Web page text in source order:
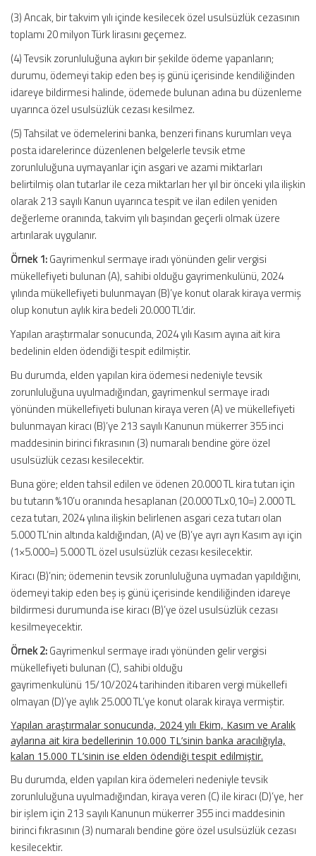
(3) Ancak, bir takvim yılı içinde kesilecek özel usulsüzlük cezasının
toplamı 20 milyon Türk lirasını geçemez.
(4) Tevsik zorunluluğuna aykırı bir şekilde ödeme yapanların;
durumu, ödemeyi takip eden beş iş günü içerisinde kendiliğinden
idareye bildirmesi halinde, ödemede bulunan adına bu düzenleme
uyarınca özel usulsüzlük cezası kesilmez.
(5) Tahsilat ve ödemelerini banka, benzeri finans kurumları veya
posta idarelerince düzenlenen belgelerle tevsik etme
zorunluluğuna uymayanlar için asgari ve azami miktarları
belirtilmiş olan tutarlar ile ceza miktarları her yıl bir önceki yıla ilişkin
olarak 213 sayılı Kanun uyarınca tespit ve ilan edilen yeniden
değerleme oranında, takvim yılı başından geçerli olmak üzere
artırılarak uygulanır.
Örnek 1:Gayrimenkul sermaye iradı yönünden gelir vergisi
mükellefiyeti bulunan (A), sahibi olduğu gayrimenkulünü, 2024
yılında mükellefiyeti bulunmayan (B)’ye konut olarak kiraya vermiş
olup konutun aylık kira bedeli 20.000 TL’dir.
Yapılan araştırmalar sonucunda, 2024 yılı Kasım ayına ait kira
bedelinin elden ödendiği tespit edilmiştir.
Bu durumda, elden yapılan kira ödemesi nedeniyle tevsik
zorunluluğuna uyulmadığından, gayrimenkul sermaye iradı
yönünden mükellefiyeti bulunan kiraya veren (A) ve mükellefiyeti
bulunmayan kiracı (B)’ye 213 sayılı Kanunun mükerrer 355 inci
maddesinin birinci fıkrasının (3) numaralı bendine göre özel
usulsüzlük cezası kesilecektir.
Buna göre; elden tahsil edilen ve ödenen 20.000 TL kira tutarı için
bu tutarın %10’u oranında hesaplanan (20.000 TLx0,10=) 2.000 TL
ceza tutarı, 2024 yılına ilişkin belirlenen asgari ceza tutarı olan
5.000 TL’nin altında kaldığından, (A) ve (B)’ye ayrı ayrı Kasım ayı için
(1×5.000=) 5.000 TL özel usulsüzlük cezası kesilecektir.
Kiracı (B)’nin; ödemenin tevsik zorunluluğuna uymadan yapıldığını,
ödemeyi takip eden beş iş günü içerisinde kendiliğinden idareye
bildirmesi durumunda ise kiracı (B)’ye özel usulsüzlük cezası
kesilmeyecektir.
Örnek 2:Gayrimenkul sermaye iradı yönünden gelir vergisi
mükellefiyeti bulunan (C), sahibi olduğu
gayrimenkulünü 15/10/2024 tarihinden itibaren vergi mükellefi
olmayan (D)’ye aylık 25.000 TL’ye konut olarak kiraya vermiştir.
Yapılan araştırmalar sonucunda, 2024 yılı Ekim, Kasım ve Aralık
aylarına ait kira bedellerinin 10.000 TL’sinin banka aracılığıyla,
kalan 15.000 TL’sinin ise elden ödendiği tespit edilmiştir.
Bu durumda, elden yapılan kira ödemeleri nedeniyle tevsik
zorunluluğuna uyulmadığından, kiraya veren (C) ile kiracı (D)’ye, her
bir işlem için 213 sayılı Kanunun mükerrer 355 inci maddesinin
birinci fıkrasının (3) numaralı bendine göre özel usulsüzlük cezası
kesilecektir.